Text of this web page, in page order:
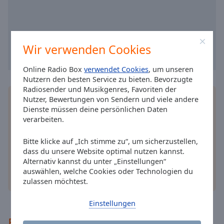
Wir verwenden Cookies
Online Radio Boxverwendet Cookies, um unseren
Nutzern den besten Service zu bieten. Bevorzugte
Radiosender und Musikgenres, Favoriten der
Nutzer, Bewertungen von Sendern und viele andere
Dienste müssen deine persönlichen Daten
verarbeiten.
Bitte klicke auf „Ich stimme zu“, um sicherzustellen,
dass du unsere Website optimal nutzen kannst.
Alternativ kannst du unter „Einstellungen“
auswählen, welche Cookies oder Technologien du
zulassen möchtest.
Einstellungen
close
window.
Opacity
Background
Kronehit 2000er Rock
Kronehit Indie
Kronehit Metal
Kronehit Classic Rock
Kronehit Herzklopfen
Kronehit Ballermann
Kronehit Summer Forever
Kronehit Christmas Forever
Kronehit Wahnsinns Weekend
Kronehit Frühschoppen
Installieren Sie gratisGratisappauf Ihrem
Smartphone die Online Radio Box-App und hören
Sie Ihr Lieblingsradio online an, wo Sie immer
andere Optionen